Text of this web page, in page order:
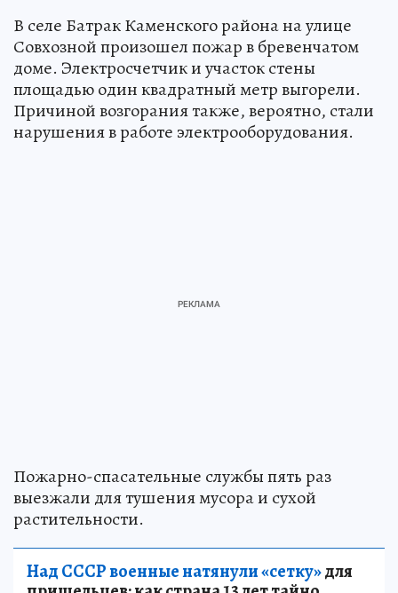
В селе Батрак Каменского района на улице
Совхозной произошел пожар в бревенчатом
доме. Электросчетчик и участок стены
площадью один квадратный метр выгорели.
Причиной возгорания также, вероятно, стали
нарушения в работе электрооборудования.
Пожарно-спасательные службы пять раз
выезжали для тушения мусора и сухой
растительности.
Над СССР военные натянули «сетку»для